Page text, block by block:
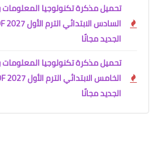
تحميل مذكرة تكنولوجيا
الجديد مجانًا
تحميل مذكرة تكنولوجيا
الجديد مجانًا